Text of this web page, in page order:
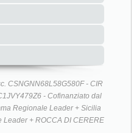
CSNGNN68L58G580F - CIR
- Cofinanziato dal
Regionale Leader + Sicilia
+ ROCCA DI CERERE